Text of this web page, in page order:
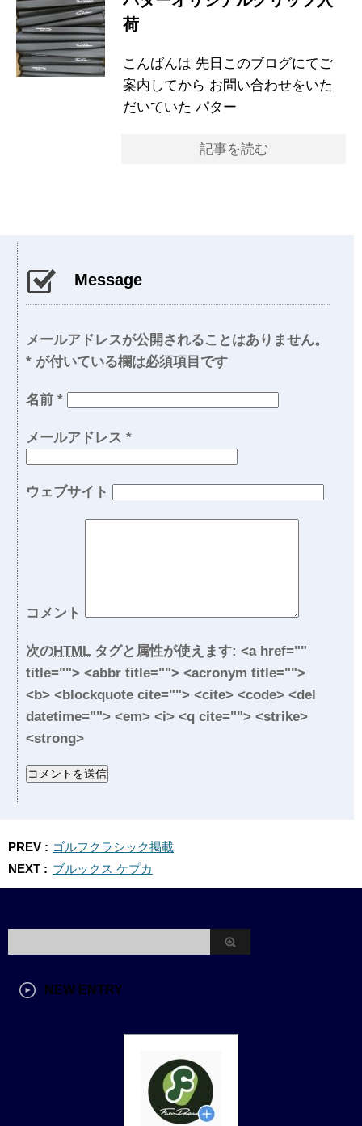
荷
こんばんは 先日このブログにてご
案内してから お問い合わせをいた
だいていた パター
記事を読む
Message
メールアドレスが公開されることはありません。
* が付いている欄は必須項目です
名前 *
メールアドレス *
ウェブサイト
コメント
次のHTML タグと属性が使えます: <a href=""
title=""> <abbr title=""> <acronym title="">
<b> <blockquote cite=""> <cite> <code> <del
datetime=""> <em> <i> <q cite=""> <strike>
<strong>
PREV : ゴルフクラシック掲載
NEXT : ブルックス ケプカ
NEW ENTRY